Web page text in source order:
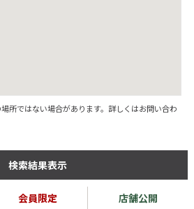
所ではない場合があります。詳しくはお問い合わ
検索結果表示
会員限定 店舗公開